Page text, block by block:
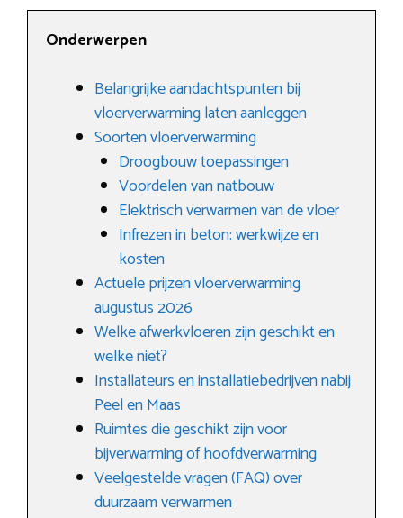
Onderwerpen
Belangrijke aandachtspunten bij
vloerverwarming laten aanleggen
Soorten vloerverwarming
Droogbouw toepassingen
Voordelen van natbouw
Elektrisch verwarmen van de vloer
Infrezen in beton: werkwijze en
kosten
Actuele prijzen vloerverwarming
augustus 2026
Welke afwerkvloeren zijn geschikt en
welke niet?
Installateurs en installatiebedrijven nabij
Peel en Maas
Ruimtes die geschikt zijn voor
bijverwarming of hoofdverwarming
Veelgestelde vragen (FAQ) over
duurzaam verwarmen